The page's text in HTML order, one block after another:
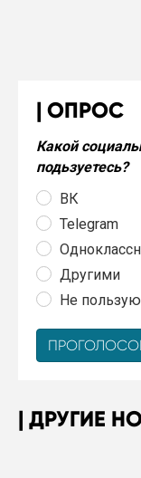
ОПРОС
Какой
подьзуетесь?
ВК
Telegram
Другими
Не
ДРУГИЕ